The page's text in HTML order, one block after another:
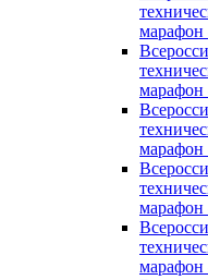
марафон
марафон
марафон
марафон
марафон